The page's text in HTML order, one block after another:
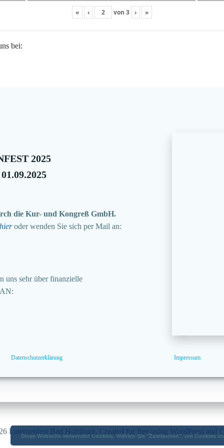
« ‹ von 3 › »
bei:
2025
die Kur- und Kongreß GmbH.
hieroder wenden Sie sich per Mail an:
uns sehr über finanzielle
Datenschutzerklärung Impressum
Laternenfest Bad Homburg. Created for free using WordPress and
Diese Webseite verwendet Cookies. Wählen Sie "Zustimmen", um Cookies